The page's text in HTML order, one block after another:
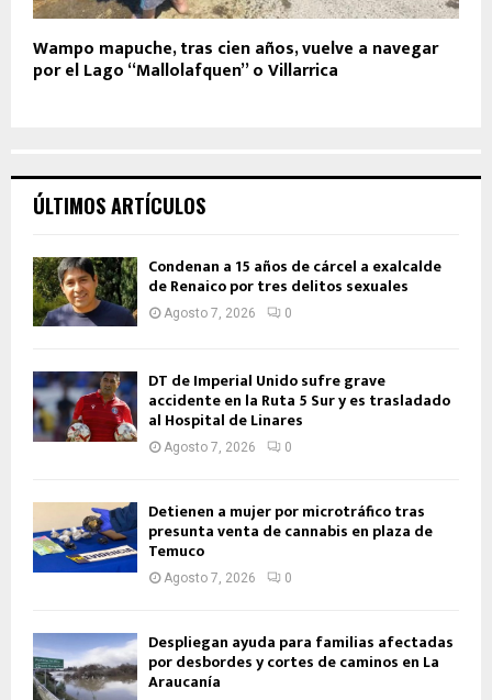
Wampo mapuche, tras cien años, vuelve a navegar
por el Lago “Mallolafquen” o Villarrica
ÚLTIMOS ARTÍCULOS
Condenan a 15 años de cárcel a exalcalde
de Renaico por tres delitos sexuales
Agosto 7, 2026 0
DT de Imperial Unido sufre grave
accidente en la Ruta 5 Sur y es trasladado
al Hospital de Linares
Agosto 7, 2026 0
Detienen a mujer por microtráfico tras
presunta venta de cannabis en plaza de
Temuco
Agosto 7, 2026 0
Despliegan ayuda para familias afectadas
por desbordes y cortes de caminos en La
Araucanía